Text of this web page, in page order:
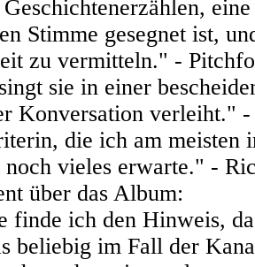
Stimme gesegnet ist,
zu vermitteln." -
sie in einer
Konversation verleiht."
die ich am meisten
vieles erwarte." -
über das Album:
finde ich den Hinweis,
beliebig im Fall der